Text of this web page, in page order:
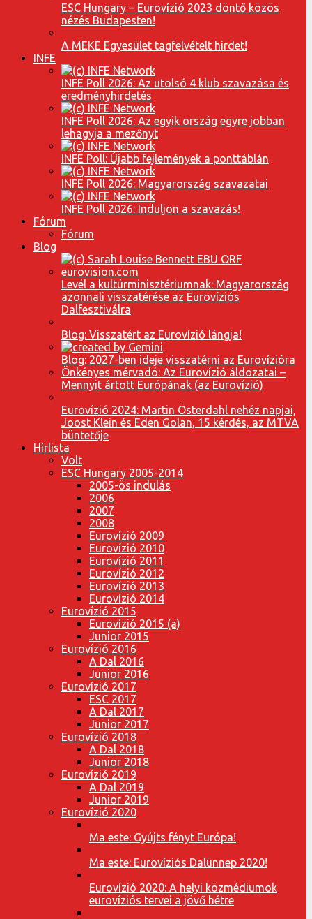
ESC Hungary – Eurovízió 2023 döntő közös
nézés Budapesten!
A MEKE Egyesület tagfelvételt hirdet!
INFE
INFE Poll 2026: Az utolsó 4 klub szavazása és
eredményhirdetés
INFE Poll 2026: Az egyik ország egyre jobban
lehagyja a mezőnyt
INFE Poll: Újabb fejlemények a ponttáblán
INFE Poll 2026: Magyarország szavazatai
INFE Poll 2026: Induljon a szavazás!
Fórum
Fórum
Blog
Levél a kultúrminisztériumnak: Magyarország
azonnali visszatérése az Eurovíziós
Dalfesztiválra
Blog: Visszatért az Eurovízió lángja!
Blog: 2027-ben ideje visszatérni az Eurovízióra
Önkényes mérvadó: Az Eurovízió áldozatai –
Mennyit ártott Európának (az Eurovízió)
Eurovízió 2024: Martin Österdahl nehéz napjai,
Joost Klein és Eden Golan, 15 kérdés, az MTVA
büntetője
Hírlista
Volt
ESC Hungary 2005-2014
2005-ös indulás
2006
2007
2008
Eurovízió 2009
Eurovízió 2010
Eurovízió 2011
Eurovízió 2012
Eurovízió 2013
Eurovízió 2014
Eurovízió 2015
Eurovízió 2015 (a)
Junior 2015
Eurovízió 2016
A Dal 2016
Junior 2016
Eurovízió 2017
ESC 2017
A Dal 2017
Junior 2017
Eurovízió 2018
A Dal 2018
Junior 2018
Eurovízió 2019
A Dal 2019
Junior 2019
Eurovízió 2020
Ma este: Gyújts fényt Európa!
Ma este: Eurovíziós Dalünnep 2020!
Eurovízió 2020: A helyi közmédiumok
eurovíziós tervei a jövő hétre